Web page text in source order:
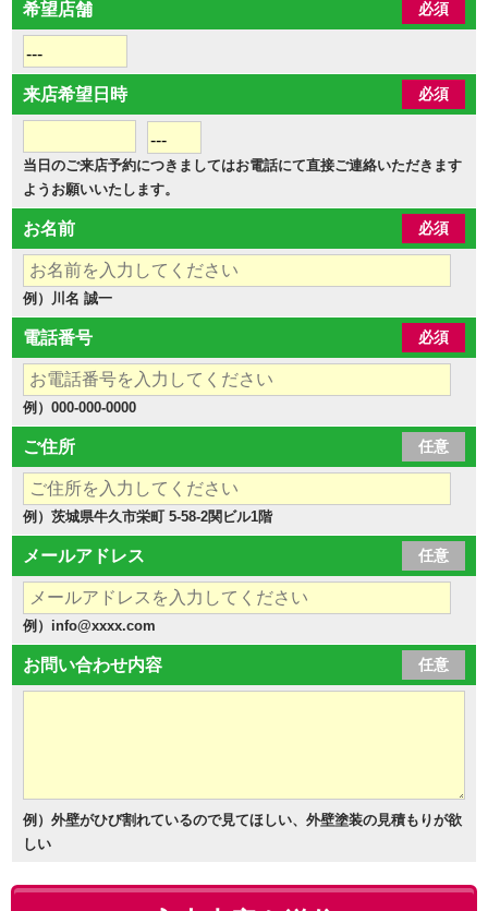
希望店舗 必須
来店希望日時 必須
当日のご来店予約につきましてはお電話にて直接ご連絡いただきます
ようお願いいたします。
お名前 必須
例）川名 誠一
電話番号 必須
例）000-000-0000
ご住所 任意
例）茨城県牛久市栄町 5-58-2関ビル1階
メールアドレス 任意
例）info@xxxx.com
お問い合わせ内容 任意
例）外壁がひび割れているので見てほしい、外壁塗装の見積もりが欲
しい